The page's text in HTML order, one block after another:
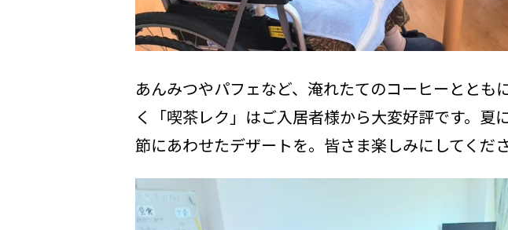
あんみつやパフェなど、淹れたてのコーヒーととも
く「喫茶レク」はご入居者様から大変好評です。夏
節にあわせたデザートを。皆さま楽しみにしてくださ